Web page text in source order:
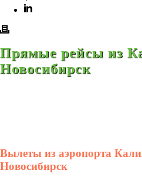
Прямые рейсы из
Новосибирск
Вылеты из аэропорта
Новосибирск